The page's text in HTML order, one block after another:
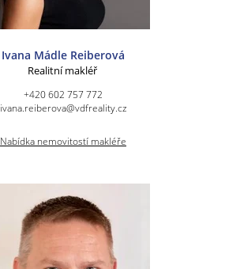
Ivana Mádle Reiberová
Realitní makléř
+420 602 757 772
ivana.reiberova@vdfreality.cz
Nabídka nemovitostí makléře